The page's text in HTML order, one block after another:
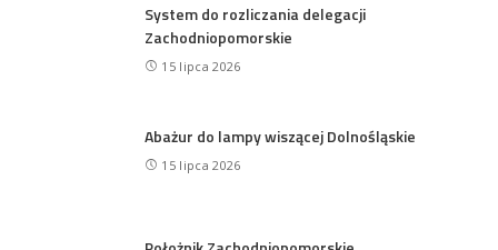
System do rozliczania delegacji
Zachodniopomorskie
15 lipca 2026
Abażur do lampy wiszącej Dolnośląskie
15 lipca 2026